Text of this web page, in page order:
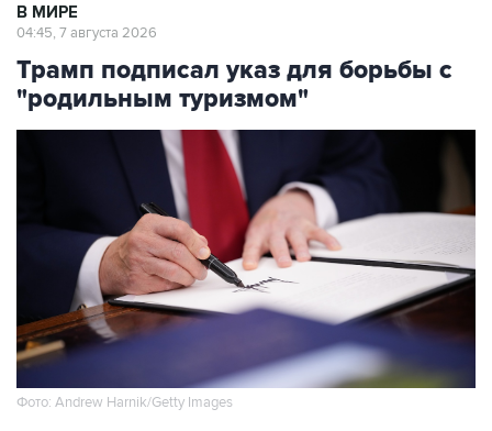
В МИРЕ
04:45, 7 августа 2026
Трамп подписал указ для борьбы с
"родильным туризмом"
Фото: Andrew Harnik/Getty Images